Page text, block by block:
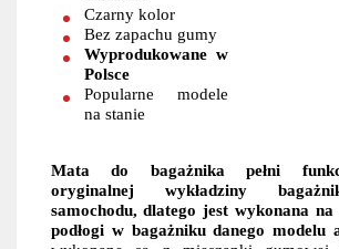
Czarny kolor
Bez zapachu gumy
Wyprodukowane w
Polsce
Popularne modele
na stanie
Mata do bagażnika pełni
oryginalnej wykładziny
samochodu, dlatego jest wykonana na
podłogi w bagażniku danego modelu